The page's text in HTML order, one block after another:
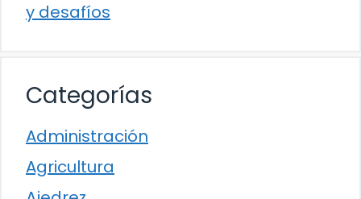
y desafíos
Categorías
Administración
Agricultura